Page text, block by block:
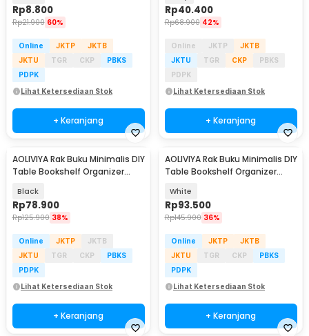
Rp8.800
Rp21.900 60%
Online JKTP
JKTB
JKTU
TGR CKP
PBKS
PDPK
Lihat Ketersediaan Stok
+ Keranjang
Rp40.400
Rp68.900 42%
Online JKTP
JKTB
JKTU
TGR CKP
PBKS
PDPK
Lihat Ketersediaan Stok
+ Keranjang
AOLIVIYA Rak Buku Minimalis DIY
Table Bookshelf Organizer
Black
Rp78.900
Rp125.900 38%
Online JKTP
JKTB
JKTU
TGR CKP
PBKS
PDPK
Lihat Ketersediaan Stok
+ Keranjang
AOLIVIYA Rak Buku Minimalis DIY
Table Bookshelf Organizer
White
Rp93.500
Rp145.900 36%
Online JKTP
JKTB
JKTU
TGR CKP
PBKS
PDPK
Lihat Ketersediaan Stok
+ Keranjang